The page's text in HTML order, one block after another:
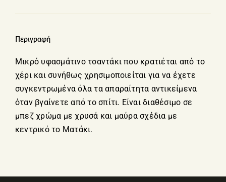
Περιγραφή
Μικρό υφασμάτινο τσαντάκι που κρατιέται από το
χέρι και συνήθως χρησιμοποιείται για να έχετε
συγκεντρωμένα όλα τα απαραίτητα αντικείμενα
όταν βγαίνετε από το σπίτι. Είναι διαθέσιμο σε
μπεζ χρώμα με χρυσά και μαύρα σχέδια με
κεντρικό το Ματάκι.